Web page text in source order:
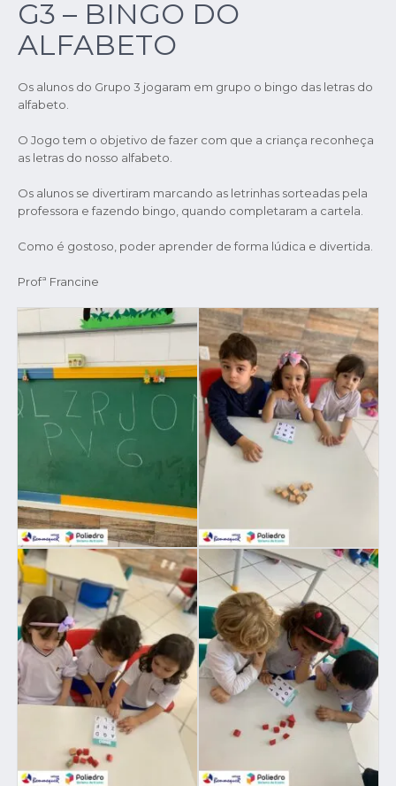
G3 – BINGO DO
ALFABETO
Os alunos do Grupo 3 jogaram em grupo o bingo das letras do
alfabeto.
O Jogo tem o objetivo de fazer com que a criança reconheça
as letras do nosso alfabeto.
Os alunos se divertiram marcando as letrinhas sorteadas pela
professora e fazendo bingo, quando completaram a cartela.
Como é gostoso, poder aprender de forma lúdica e divertida.
Profª Francine